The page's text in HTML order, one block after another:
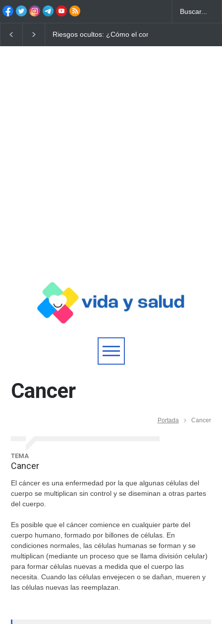
Ayuno Digital: La Estrategia Esencial para Mejorar tu
Cancer
Portada Cancer
TEMA
Cancer
El cáncer es una enfermedad por la que algunas células del
cuerpo se multiplican sin control y se diseminan a otras partes
del cuerpo.
Es posible que el cáncer comience en cualquier parte del
cuerpo humano, formado por billones de células. En
condiciones normales, las células humanas se forman y se
multiplican (mediante un proceso que se llama división celular)
para formar células nuevas a medida que el cuerpo las
necesita. Cuando las células envejecen o se dañan, mueren y
las células nuevas las reemplazan.